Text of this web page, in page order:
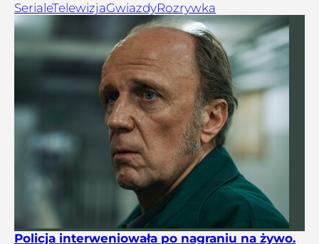
SerialeTelewizjaGwiazdyRozrywka
Policja interweniowała po nagraniu na żywo.